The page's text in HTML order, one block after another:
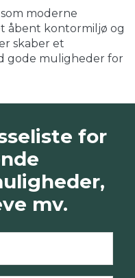
moderne
åbent kontormiljø og
skaber et
gode muligheder for
for
mv.